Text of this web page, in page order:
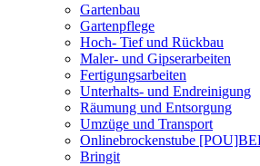
Gartenbau
Gartenpflege
Hoch- Tief und Rückbau
Maler- und Gipserarbeiten
Fertigungsarbeiten
Unterhalts- und Endreinigung
Räumung und Entsorgung
Umzüge und Transport
Onlinebrockenstube
Bringit